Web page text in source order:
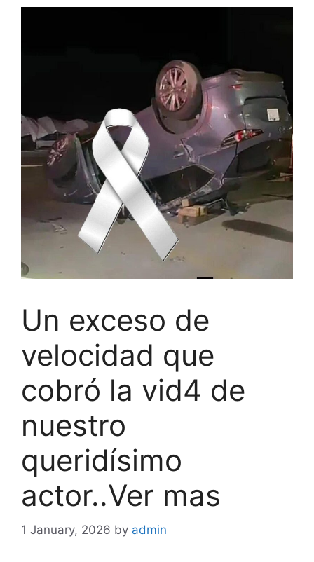
Un exceso de
velocidad que
cobró la vid4 de
nuestro
queridísimo
actor..Ver mas
1 January, 2026 by admin